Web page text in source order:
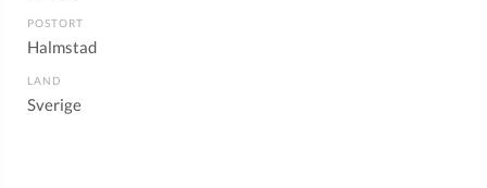
POSTORT
Halmstad
LAND
Sverige